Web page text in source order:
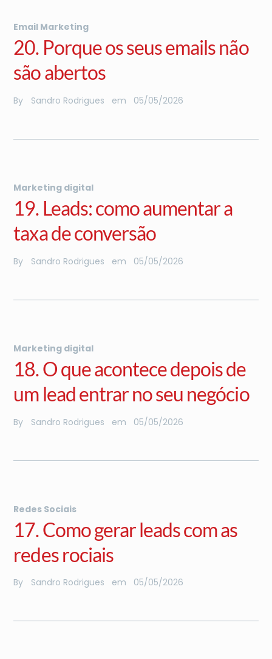
Email Marketing
20. Porque os seus emails não
são abertos
By Sandro Rodrigues em 05/05/2026
Marketing digital
19. Leads: como aumentar a
taxa de conversão
By Sandro Rodrigues em 05/05/2026
Marketing digital
18. O que acontece depois de
um lead entrar no seu negócio
By Sandro Rodrigues em 05/05/2026
Redes Sociais
17. Como gerar leads com as
redes rociais
By Sandro Rodrigues em 05/05/2026